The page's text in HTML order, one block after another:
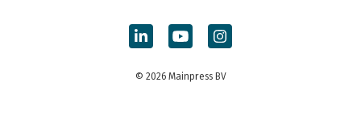
© 2026 Mainpress BV